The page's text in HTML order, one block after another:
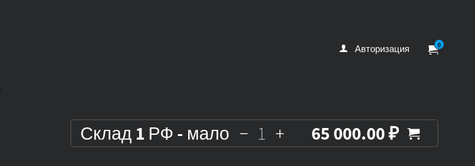
Авторизация 0
Склад 1 РФ - мало 65 000.00 ₽